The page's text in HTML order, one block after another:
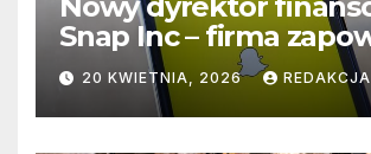
Snap Inc – firma
zmianę na kluczowym
stanowisku
20 KWIETNIA, 2026 REDAKCJA